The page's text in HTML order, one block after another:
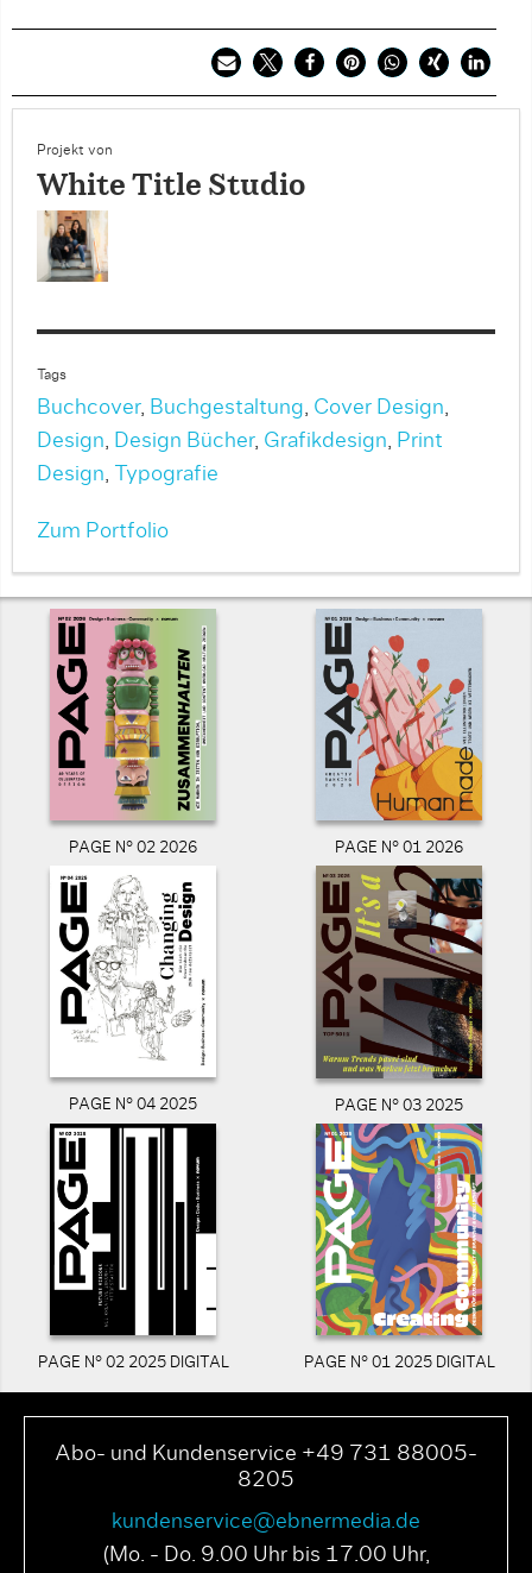
Projekt von
White Title Studio
Tags
Buchcover, Buchgestaltung, Cover Design,
Design, Design Bücher, Grafikdesign, Print
Design, Typografie
Zum Portfolio
PAGE N° 02 2026 PAGE N° 01 2026
PAGE N° 04 2025 PAGE N° 03 2025
PAGE N° 02 2025 DIGITAL PAGE N° 01 2025 DIGITAL
Abo- und Kundenservice +49 731 88005-
8205
kundenservice@ebnermedia.de
(Mo. - Do. 9.00 Uhr bis 17.00 Uhr,